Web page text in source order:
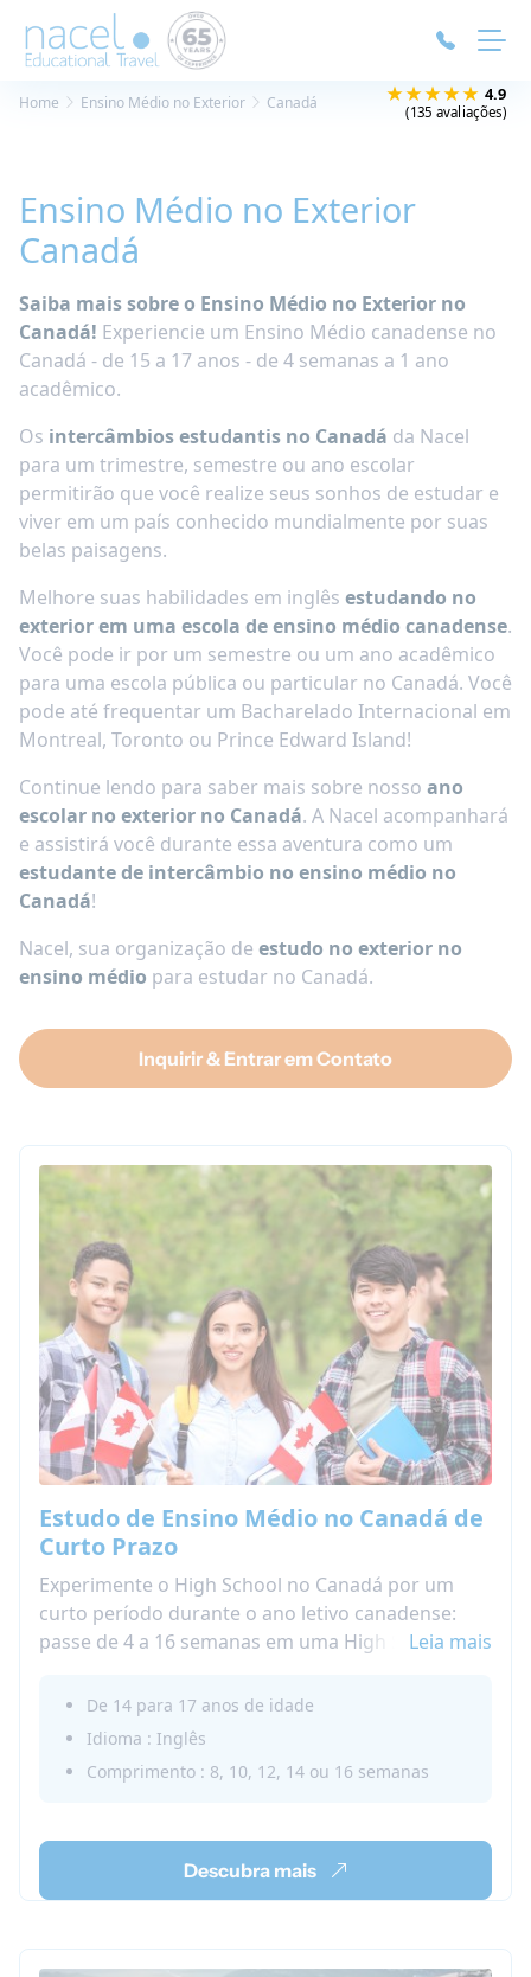
★★★★★ 4.9
(135 avaliações)
Home Ensino Médio no Exterior Canadá
Ensino Médio no Exterior
Canadá
Saiba mais sobre o Ensino Médio no Exterior no
Canadá! Experiencie um Ensino Médio canadense no
Canadá - de 15 a 17 anos - de 4 semanas a 1 ano
acadêmico.
Os intercâmbios estudantis no Canadá da Nacel
para um trimestre, semestre ou ano escolar
permitirão que você realize seus sonhos de estudar e
viver em um país conhecido mundialmente por suas
belas paisagens.
Melhore suas habilidades em inglês estudando no
exterior em uma escola de ensino médio canadense.
Você pode ir por um semestre ou um ano acadêmico
para uma escola pública ou particular no Canadá. Você
pode até frequentar um Bacharelado Internacional em
Montreal, Toronto ou Prince Edward Island!
Continue lendo para saber mais sobre nosso ano
escolar no exterior no Canadá. A Nacel acompanhará
e assistirá você durante essa aventura como um
estudante de intercâmbio no ensino médio no
Canadá!
Nacel, sua organização de estudo no exterior no
ensino médio para estudar no Canadá.
Inquirir & Entrar em Contato
Estudo de Ensino Médio no Canadá de
Curto Prazo
Experimente o High School no Canadá por um
curto período durante o ano letivo canadense:
passe de 4 a 16 semanas em uma High School e
Canadá!
Este programa de curta duração permite que
você viva uma troca de High School sem perder
um semestre completo ou ano letivo em seu país
School no Canadá!
Leia mais
De 14 para 17 anos de idade
Idioma : Inglês
Comprimento : 8, 10, 12, 14 ou 16 semanas
Descubra mais
Painel de Gerenciamento de Cookies